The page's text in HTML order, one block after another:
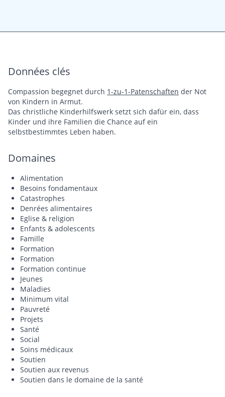
Données clés
Compassion begegnet durch 1-zu-1-Patenschaften der Not
von Kindern in Armut.
Das christliche Kinderhilfswerk setzt sich dafür ein, dass
Kinder und ihre Familien die Chance auf ein
selbstbestimmtes Leben haben.
Domaines
Alimentation
Besoins fondamentaux
Catastrophes
Denrées alimentaires
Eglise & religion
Enfants & adolescents
Famille
Formation
Formation
Formation continue
Jeunes
Maladies
Minimum vital
Pauvreté
Projets
Santé
Social
Soins médicaux
Soutien
Soutien aux revenus
Soutien dans le domaine de la santé